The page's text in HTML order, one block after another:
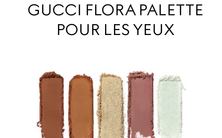
GUCCI FLORA PALETTE
POUR LES YEUX